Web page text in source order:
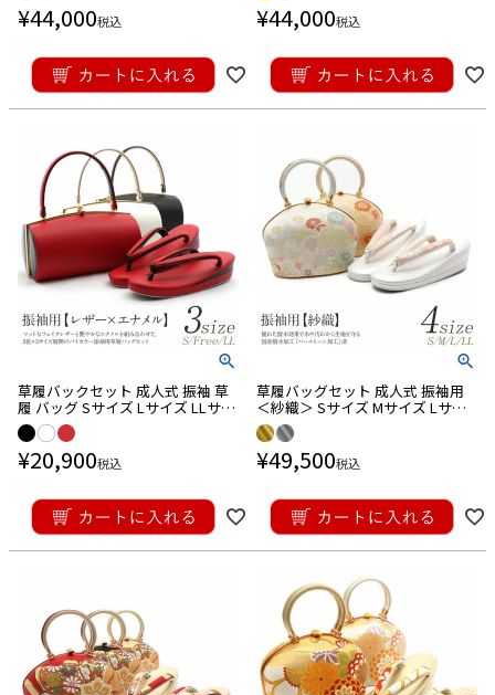
¥44,000税込 ¥44,000税込
草履バックセット 成人式 振袖 草
履 バッグ Sサイズ Lサイズ LLサイ
ズ フリーサイズ 小さいサイズ 大
きいサイズ 赤 黒 白 ゴールド 金 日
本製
¥20,900税込
草履バッグセット 成人式 振袖用
＜紗織＞ Sサイズ Mサイズ Lサイ
ズ LLサイズ 日本製 正絹帯地 ＜2
色展開／菊に七宝花菱＞
¥49,500税込